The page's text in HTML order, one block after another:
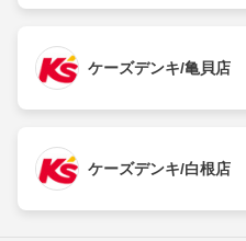
ケーズデンキ/亀貝店
ケーズデンキ/白根店